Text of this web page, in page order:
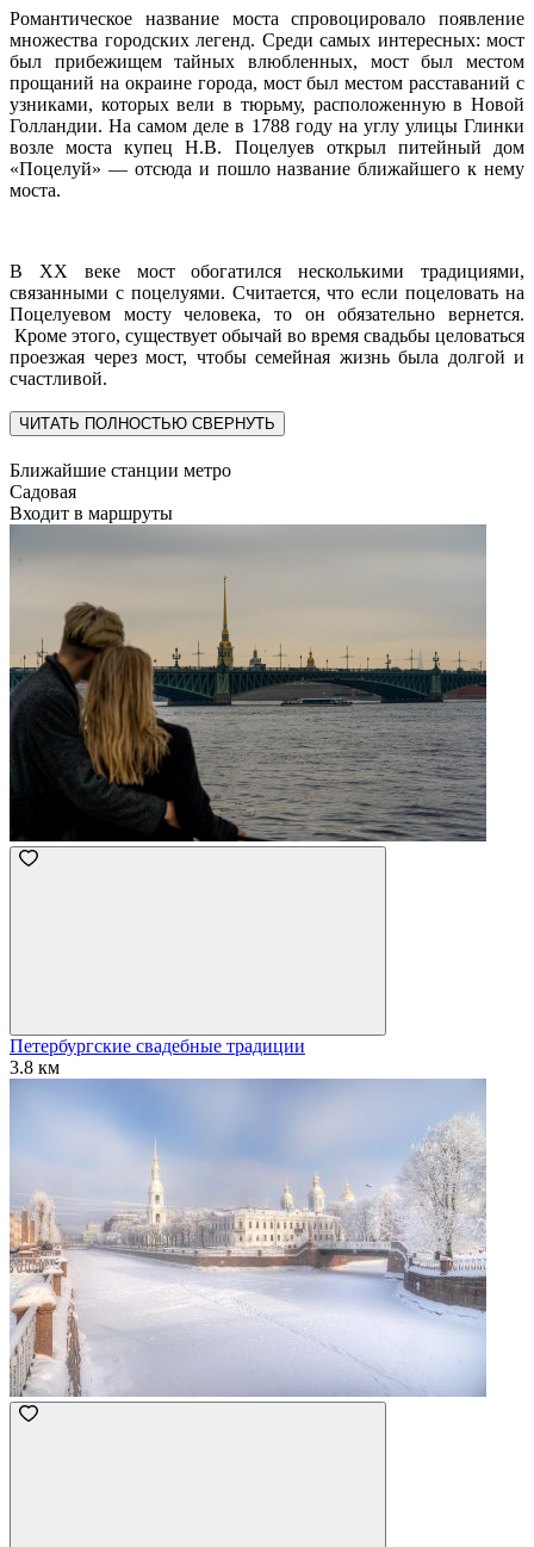
Романтическое название моста спровоцировало появление
множества городских легенд. Среди самых интересных: мост
был прибежищем тайных влюбленных, мост был местом
прощаний на окраине города, мост был местом расставаний с
узниками, которых вели в тюрьму, расположенную в Новой
Голландии. На самом деле в 1788 году на углу улицы Глинки
возле моста купец Н.В. Поцелуев открыл питейный дом
«Поцелуй» — отсюда и пошло название ближайшего к нему
моста.
В XX веке мост обогатился несколькими традициями,
связанными с поцелуями. Считается, что если поцеловать на
Поцелуевом мосту человека, то он обязательно вернется.
Кроме этого, существует обычай во время свадьбы целоваться
проезжая через мост, чтобы семейная жизнь была долгой и
счастливой.
ЧИТАТЬ ПОЛНОСТЬЮ СВЕРНУТЬ
Ближайшие станции метро
Садовая
Входит в маршруты
Петербургские свадебные традиции
3.8 км